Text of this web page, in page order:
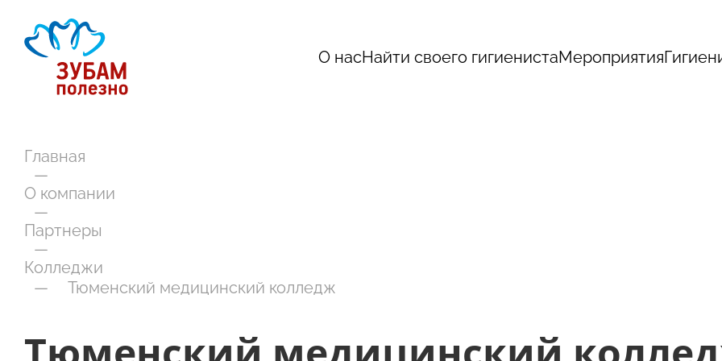
О насНайти своего гигиенистаМероприятия
Главная
—
О компании
—
Партнеры
—
Колледжи
—
Тюменский медицинский колледж